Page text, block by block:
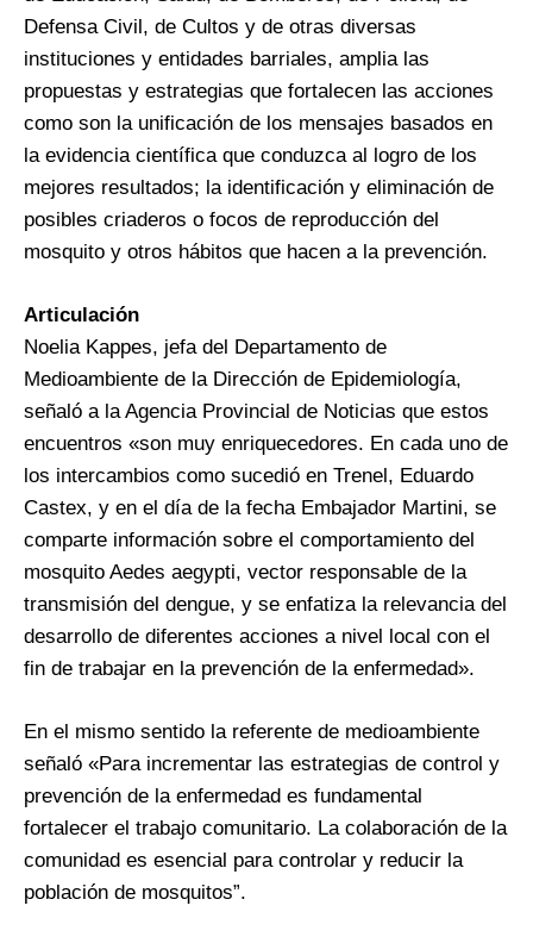
Defensa Civil, de Cultos y de otras diversas
instituciones y entidades barriales, amplia las
propuestas y estrategias que fortalecen las acciones
como son la unificación de los mensajes basados en
la evidencia científica que conduzca al logro de los
mejores resultados; la identificación y eliminación de
posibles criaderos o focos de reproducción del
mosquito y otros hábitos que hacen a la prevención.
Articulación
Noelia Kappes, jefa del Departamento de
Medioambiente de la Dirección de Epidemiología,
señaló a la Agencia Provincial de Noticias que estos
encuentros «son muy enriquecedores. En cada uno de
los intercambios como sucedió en Trenel, Eduardo
Castex, y en el día de la fecha Embajador Martini, se
comparte información sobre el comportamiento del
mosquito Aedes aegypti, vector responsable de la
transmisión del dengue, y se enfatiza la relevancia del
desarrollo de diferentes acciones a nivel local con el
fin de trabajar en la prevención de la enfermedad».
En el mismo sentido la referente de medioambiente
señaló «Para incrementar las estrategias de control y
prevención de la enfermedad es fundamental
fortalecer el trabajo comunitario. La colaboración de la
comunidad es esencial para controlar y reducir la
población de mosquitos”.